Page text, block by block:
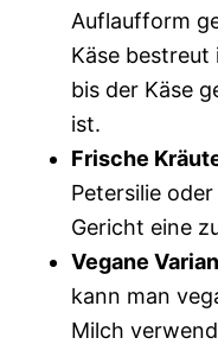
Auflaufform
Käse
bis der Käse
ist.
Frische
Petersilie
Gericht eine
Vegane
kann man
Milch